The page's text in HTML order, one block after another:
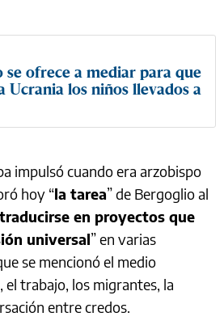
se ofrece a mediar para que
Ucrania los niños llevados a
impulsó cuando era arzobispo
hoy “la tarea” de Bergoglio al
en proyectos que
universal” en varias
se mencionó el medio
el trabajo, los migrantes, la
entre credos.